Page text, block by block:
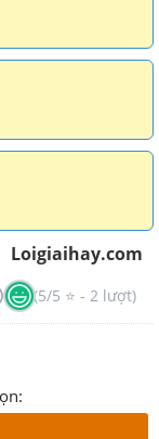
Loigiaihay.com
(5/5 ⭐ - 2 lượt)